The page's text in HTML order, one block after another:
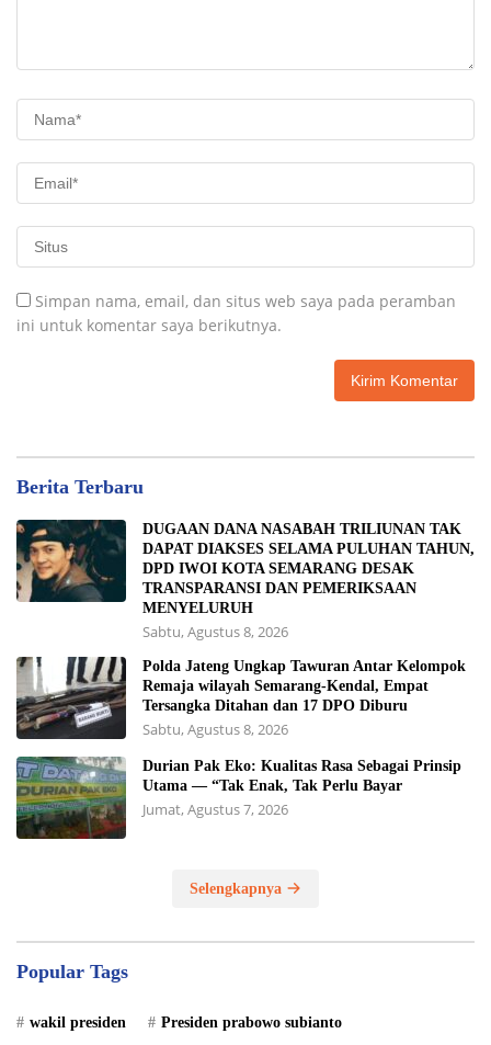
Simpan nama, email, dan situs web saya pada peramban
ini untuk komentar saya berikutnya.
Berita Terbaru
DUGAAN DANA NASABAH TRILIUNAN TAK
DAPAT DIAKSES SELAMA PULUHAN TAHUN,
DPD IWOI KOTA SEMARANG DESAK
TRANSPARANSI DAN PEMERIKSAAN
MENYELURUH
Sabtu, Agustus 8, 2026
Polda Jateng Ungkap Tawuran Antar Kelompok
Remaja wilayah Semarang-Kendal, Empat
Tersangka Ditahan dan 17 DPO Diburu
Sabtu, Agustus 8, 2026
Durian Pak Eko: Kualitas Rasa Sebagai Prinsip
Utama — “Tak Enak, Tak Perlu Bayar
Jumat, Agustus 7, 2026
Selengkapnya
Popular Tags
wakil presiden Presiden prabowo subianto